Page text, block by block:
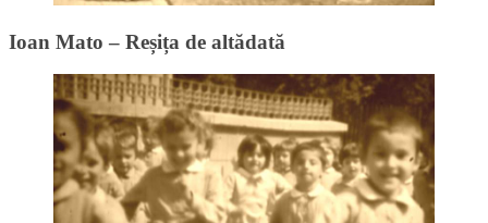
Ioan Mato – Reșița de altădată